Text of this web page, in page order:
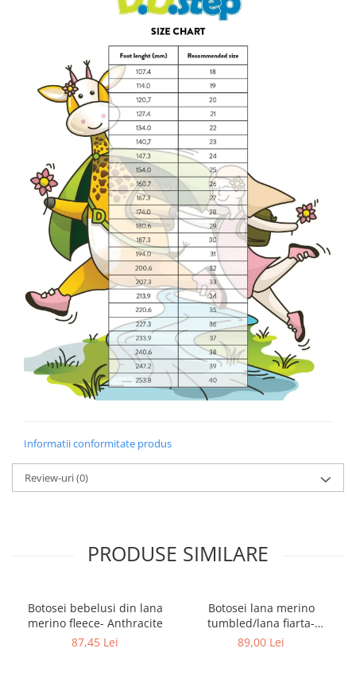
Informatii conformitate produs
Review-uri(0)
PRODUSE SIMILARE
Botosei bebelusi din lana
merino fleece- Anthracite
87,45 Lei
Botosei lana merino
tumbled/lana fiarta-
Anthracite
89,00 Lei